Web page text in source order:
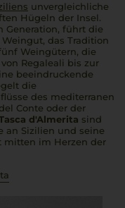
unvergleichliche
Hügeln der Insel.
Generation, führt die
Weingut, das Tradition
Weingütern, die
Regaleali bis zur
beeindruckende
die
des mediterranen
Conte oder der
d'Almerita sind
an Sizilien und seine
mitten im Herzen der